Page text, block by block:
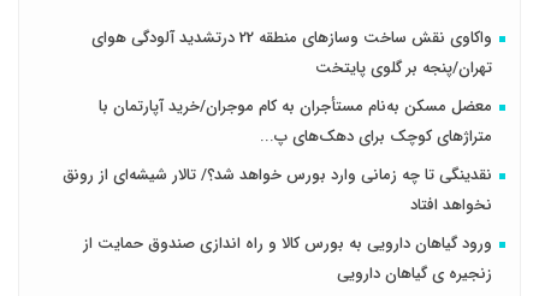
واکاوی نقش ساخت وسازهای منطقه 22 درتشدید آلودگی هوای
تهران/پنجه بر گلوی پایتخت
معضل مسکن به‌نام مستأجران به کام موجران/خرید آپارتمان با
متراژهای کوچک برای دهک‌های پ...
نقدینگی تا چه زمانی وارد بورس خواهد شد؟/ تالار شیشه‌ای از رونق
نخواهد افتاد
ورود گیاهان دارویی به بورس کالا و راه اندازی صندوق حمایت از
زنجیره ی گیاهان دارویی